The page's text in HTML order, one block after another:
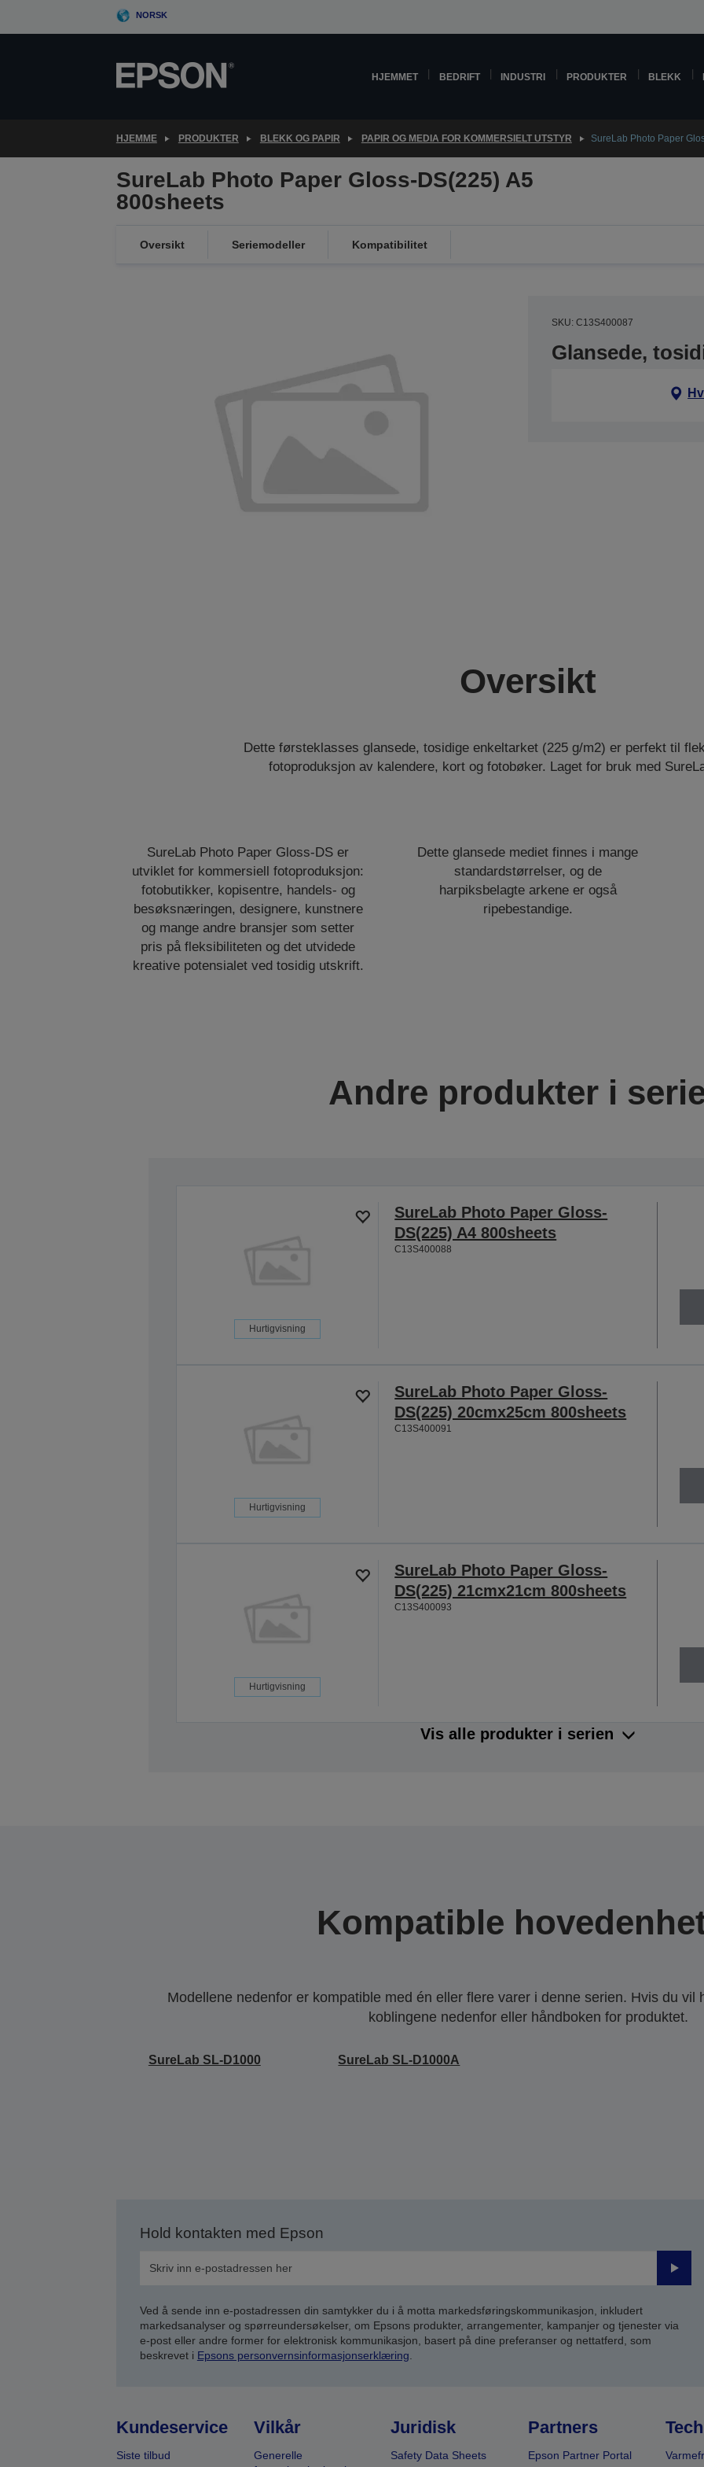
NORSK
HJEMMET BEDRIFT INDUSTRI PRODUKTER BLEKK
HJEMME PRODUKTER BLEKK OG PAPIR PAPIR OG MEDIA FOR KOMMERSIELT UTSTYR SureLab Photo Paper
SureLab Photo Paper Gloss-DS(225) A5
800sheets
Oversikt Seriemodeller Kompatibilitet
SKU: C13S400087
Glansede,
Oversikt
Dette førsteklasses glansede, tosidige enkeltarket (225 g/m2) er perfekt til
fotoproduksjon av kalendere, kort og fotobøker. Laget for bruk med
SureLab Photo Paper Gloss-DS er
utviklet for kommersiell fotoproduksjon:
fotobutikker, kopisentre, handels- og
besøksnæringen, designere, kunstnere
og mange andre bransjer som setter
pris på fleksibiliteten og det utvidede
kreative potensialet ved tosidig utskrift.
Dette glansede mediet finnes i mange
standardstørrelser, og de
harpiksbelagte arkene er også
ripebestandige.
Andre produkter i
Hurtigvisning
SureLab Photo Paper Gloss-
DS(225) A4 800sheets
C13S400088
Hurtigvisning
SureLab Photo Paper Gloss-
DS(225) 20cmx25cm 800sheets
C13S400091
Hurtigvisning
SureLab Photo Paper Gloss-
DS(225) 21cmx21cm 800sheets
C13S400093
Vis alle produkter i serien
Kompatible
Modellene nedenfor er kompatible med én eller flere varer i denne serien. Hvis du vil
koblingene nedenfor eller håndboken for produktet.
SureLab SL-D1000 SureLab SL-D1000A
Hold kontakten med Epson
Send
Ved å sende inn e-postadressen din samtykker du i å motta markedsføringskommunikasjon, inkludert
markedsanalyser og spørreundersøkelser, om Epsons produkter, arrangementer, kampanjer og tjenester via
e-post eller andre former for elektronisk kommunikasjon, basert på dine preferanser og nettatferd, som
beskrevet i Epsons personvernsinformasjonserklæring
Kundeservice
Siste tilbud
Vilkår
Generelle
Juridisk
Safety Data Sheets
Partners
Epson Partner Portal